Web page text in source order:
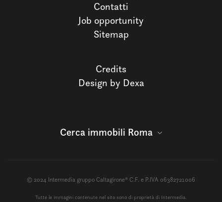
Contatti
Job opportunity
Sitemap
Credits
Design by Dexa
Cerca immobili Roma
© 2024 Intermedia gruppo Caltagirone® C.F. e P.IVA 06382721006
Tutte le immagini contenute nel sito sono di proprietà di Intermedia.